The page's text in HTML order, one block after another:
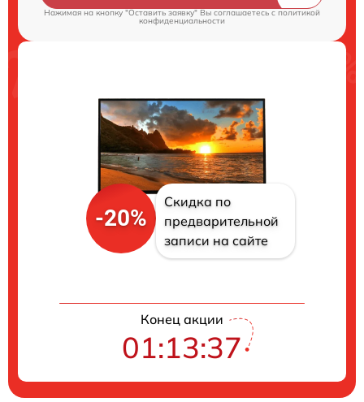
Нажимая на кнопку "Оставить заявку" Вы соглашаетесь cполитикой
конфиденциальности
-20%
Скидка по
предварительной
записи на сайте
Конец акции
01:13:36